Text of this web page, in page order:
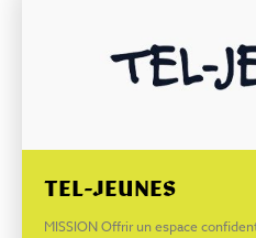
TEL-JEUNES
MISSION Offrir un espace